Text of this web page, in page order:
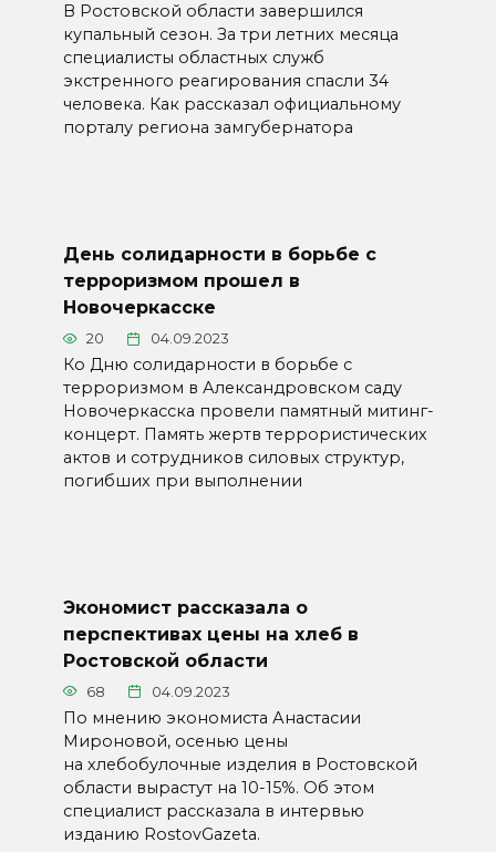
В Ростовской области завершился
купальный сезон. За три летних месяца
специалисты областных служб
экстренного реагирования спасли 34
человека. Как рассказал официальному
порталу региона замгубернатора
День солидарности в борьбе с
терроризмом прошел в
Новочеркасске
20 04.09.2023
Ко Дню солидарности в борьбе с
терроризмом в Александровском саду
Новочеркасска провели памятный митинг-
концерт. Память жертв террористических
актов и сотрудников силовых структур,
погибших при выполнении
Экономист рассказала о
перспективах цены на хлеб в
Ростовской области
68 04.09.2023
По мнению экономиста Анастасии
Мироновой, осенью цены
на хлебобулочные изделия в Ростовской
области вырастут на 10-15%. Об этом
специалист рассказала в интервью
изданию RostovGazeta.